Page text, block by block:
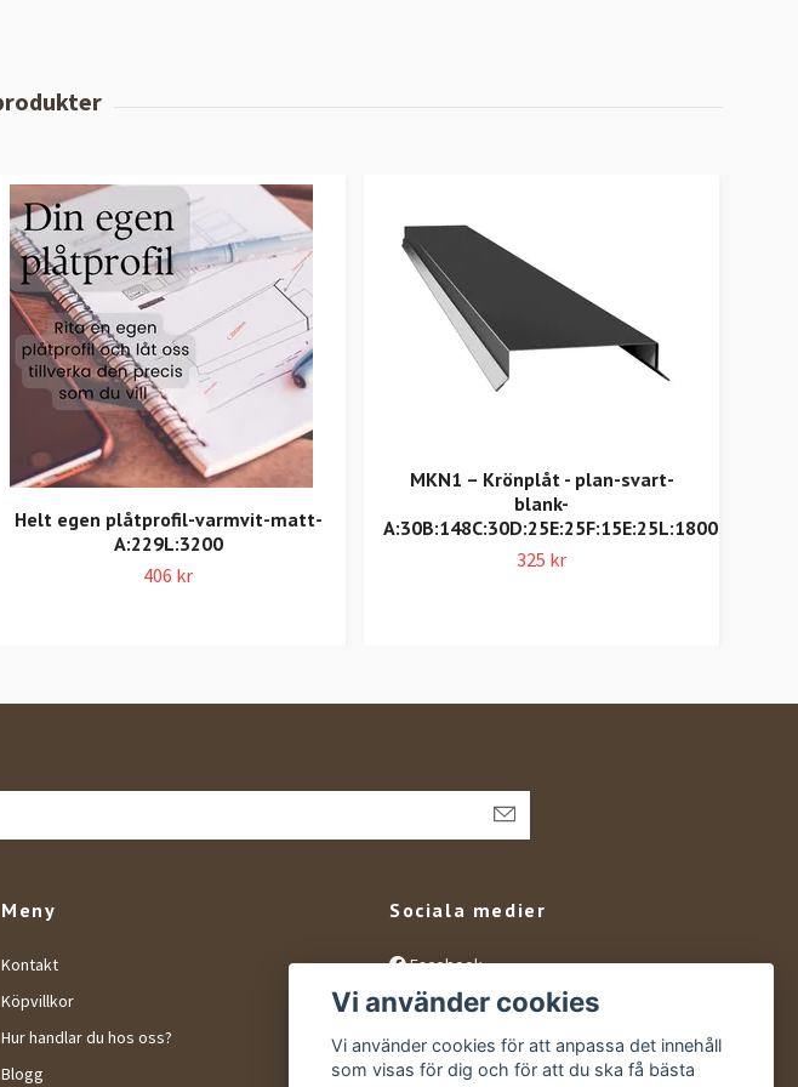
Helt egen plåtprofil-varmvit-matt-
A:229L:3200
406 kr
MKN1 – Krönplåt - plan-svart-
blank-
A:30B:148C:30D:25E:25F:15E:25L:1800
325 kr
Meny
Kontakt
Köpvillkor
Hur handlar du hos oss?
Blogg
Sociala medier
Facebook
Instagram
YouTube
Vi använder cookies
Vi använder cookies för att anpassa det innehåll
som visas för dig och för att du ska få bästa